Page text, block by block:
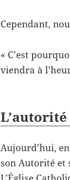
Cependant,
« C’est
viendra à
Aujourd’hui,
son Autorité et